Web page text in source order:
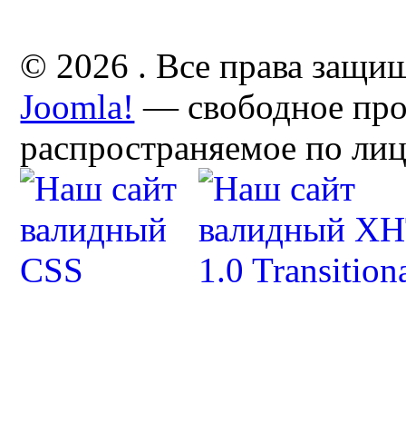
© 2026 . Все права
Joomla! — свободное
распространяемое по